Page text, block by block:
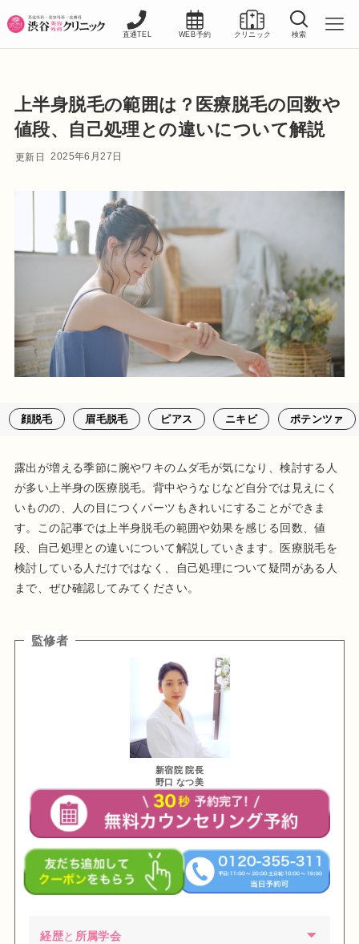
直通TEL WEB予約 クリニック 検索
上半身脱毛の範囲は？医療脱毛の回数や
値段、自己処理との違いについて解説
2025年6月27日
顔脱毛 眉毛脱毛 ピアス ニキビ ポテンツァ
露出が増える季節に腕やワキのムダ毛が気になり、検討する人
が多い上半身の医療脱毛。背中やうなじなど自分では見えにく
いものの、人の目につくパーツもきれいにすることができま
す。この記事では上半身脱毛の範囲や効果を感じる回数、値
段、自己処理との違いについて解説していきます。医療脱毛を
検討している人だけではなく、自己処理について疑問がある人
まで、ぜひ確認してみてください。
監修者
新宿院 院長
野口 なつ美
経歴と 所属学会